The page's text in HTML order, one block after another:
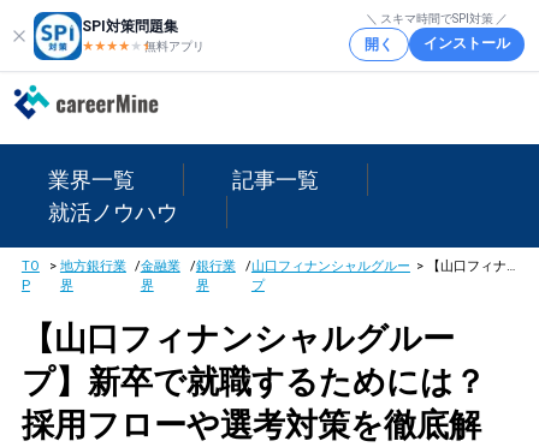
SPI対策問題集
★★★★ ★★
無料アプリ
＼ スキマ時間でSPI対策 ／
開く インストール
業界一覧
記事一覧
就活ノウハウ
TO
P
> 地方銀行業
界
/金融業
界
/銀行業
界
/山口フィナンシャルグルー
プ
> 【山口フィナンシャルグループ】新卒で就職するためには？採用フローや選考対策を徹底解説！
【山口フィナンシャルグルー
プ】新卒で就職するためには？
採用フローや選考対策を徹底解